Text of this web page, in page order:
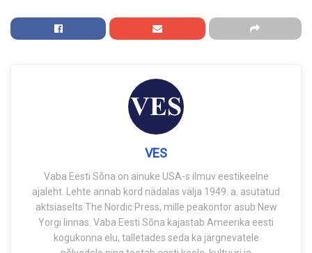
VES
Vaba Eesti Sõna on ainuke USA-s ilmuv eestikeelne
ajaleht. Lehte annab kord nädalas välja 1949. a. asutatud
aktsiaselts The Nordic Press, mille peakontor asub New
Yorgi linnas. Vaba Eesti Sõna kajastab Ameerika eesti
kogukonna elu, talletades seda ka järgnevatele